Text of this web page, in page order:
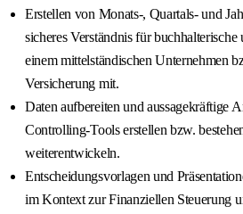
Erstellen von Monats-, Quartals- und
sicheres Verständnis für
einem mittelständischen Unternehmen
Versicherung mit.
Daten aufbereiten und aussagekräftige
Controlling-Tools erstellen bzw.
weiterentwickeln.
Entscheidungsvorlagen und
im Kontext zur Finanziellen Steuerung